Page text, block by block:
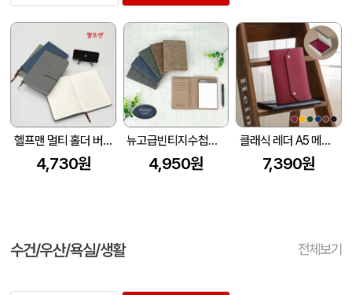
헬프맨 멀티 홀더 버클 메모노트(A5
4,730원
뉴고급빈티지수첩메모패드
4,950원
클래식 레더 A5 메모패드 날개형 (215*160mm) (고급선물용 자석케이스 포함)
7,390원
수건/우산/욕실/생활 전체보기